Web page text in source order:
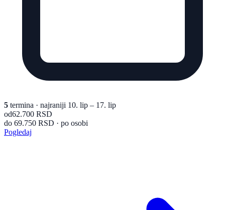
5 termina · najraniji 10. lip – 17. lip
od62.700 RSD
do 69.750 RSD · po osobi
Pogledaj